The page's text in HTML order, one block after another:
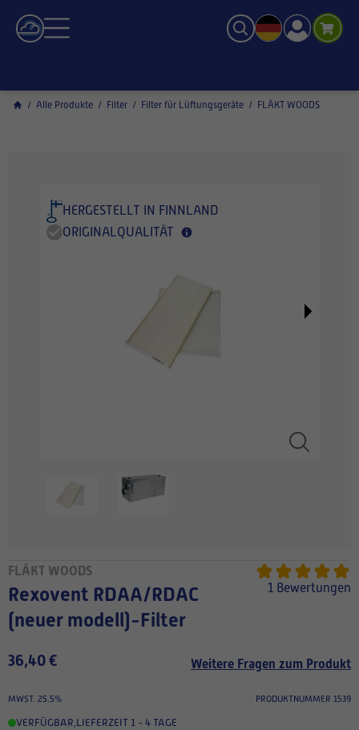
/ Alle Produkte / Filter / Filter für Lüftungsgeräte / FLÄKT WOODS
HERGESTELLT IN FINNLAND
ORIGINALQUALITÄT
FLÄKT WOODS
Rexovent RDAA/RDAC
(neuer modell)-Filter
1 Bewertungen
36,40 € Weitere Fragen zum Produkt
MWST. 25.5% PRODUKTNUMMER 1539
VERFÜGBAR,LIEFERZEIT 1 - 4 TAGE